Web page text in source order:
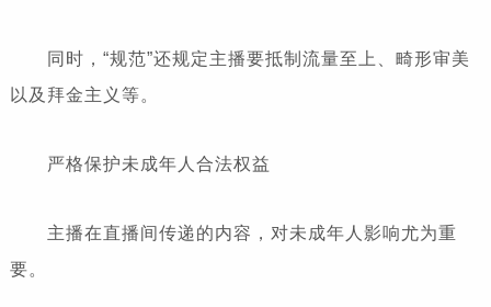
同时，“规范”还规定主播要抵制流量至上、畸形审美
以及拜金主义等。
严格保护未成年人合法权益
主播在直播间传递的内容，对未成年人影响尤为重
要。